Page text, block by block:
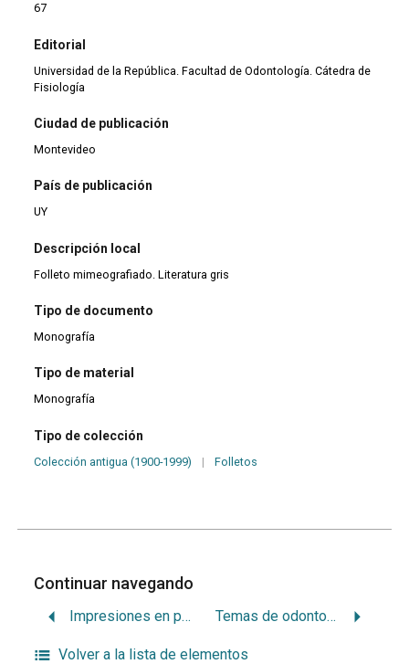
67
Editorial
Universidad de la República. Facultad de Odontología. Cátedra de
Fisiología
Ciudad de publicación
Montevideo
País de publicación
UY
Descripción local
Folleto mimeografiado. Literatura gris
Tipo de documento
Monografía
Tipo de material
Monografía
Tipo de colección
Colección antigua (1900-1999) | Folletos
Continuar navegando
Impresiones en prótesis parcial removible Temas de odontopediatría
Volver a la lista de elementos